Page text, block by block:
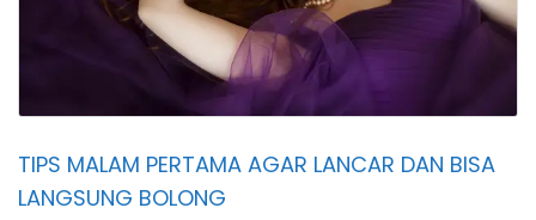
TIPS MALAM PERTAMA AGAR LANCAR DAN BISA
LANGSUNG BOLONG